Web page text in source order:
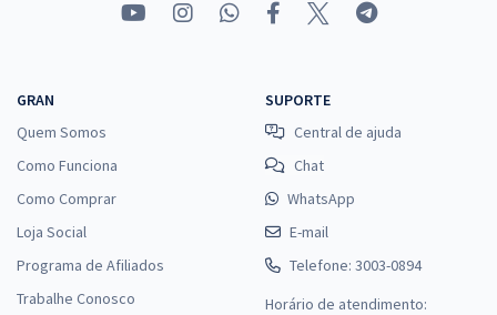
GRAN
Quem Somos
Como Funciona
Como Comprar
Loja Social
Programa de Afiliados
Trabalhe Conosco
SUPORTE
Central de ajuda
Chat
WhatsApp
E-mail
Telefone: 3003-0894
Horário de atendimento: